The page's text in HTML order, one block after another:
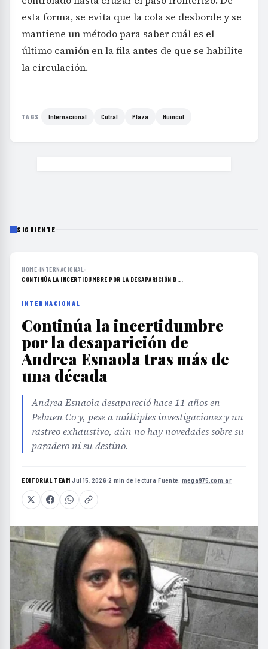
esta forma, se evita que la cola se desborde y se
mantiene un método para saber cuál es el
último camión en la fila antes de que se habilite
la circulación.
TAGS Internacional Cutral Plaza Huincul
SIGUIENTE
HOME›INTERNACIONAL ›
CONTINÚA LA INCERTIDUMBRE POR LA DESAPARICIÓN D...
INTERNACIONAL
Continúa la incertidumbre
por la desaparición de
Andrea Esnaola tras más de
una década
Andrea Esnaola desapareció hace 11 años en
Pehuen Co y, pese a múltiples investigaciones y un
rastreo exhaustivo, aún no hay novedades sobre su
paradero ni su destino.
EDITORIAL TEAM·Jul 15, 2026·2 min de lectura·Fuente: mega975.com.ar